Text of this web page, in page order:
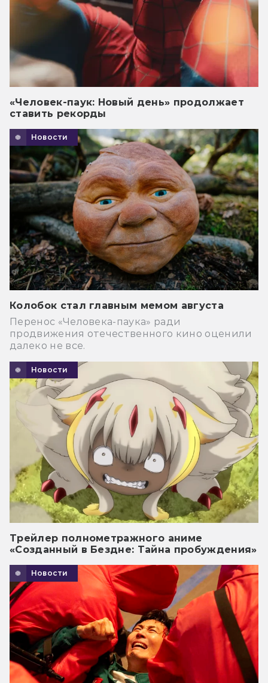
«Человек-паук: Новый день» продолжает
ставить рекорды
Новости
Колобок стал главным мемом августа
Перенос «Человека-паука» ради
продвижения отечественного кино оценили
далеко не все.
Новости
Трейлер полнометражного аниме
«Созданный в Бездне: Тайна пробуждения»
Новости